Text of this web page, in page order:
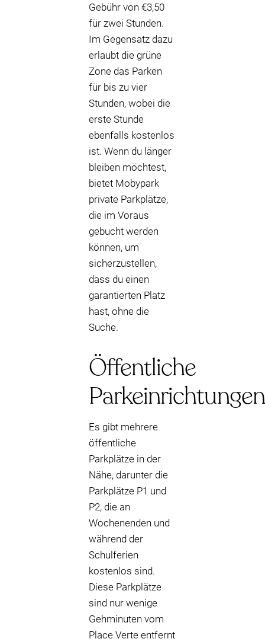
Gebühr von €3,50
für zwei Stunden.
Im Gegensatz dazu
erlaubt die grüne
Zone das Parken
für bis zu vier
Stunden, wobei die
erste Stunde
ebenfalls kostenlos
ist. Wenn du länger
bleiben möchtest,
bietet Mobypark
private Parkplätze,
die im Voraus
gebucht werden
können, um
sicherzustellen,
dass du einen
garantierten Platz
hast, ohne die
Suche.
Öffentliche
Parkeinrichtungen
Es gibt mehrere
öffentliche
Parkplätze in der
Nähe, darunter die
Parkplätze P1 und
P2, die an
Wochenenden und
während der
Schulferien
kostenlos sind.
Diese Parkplätze
sind nur wenige
Gehminuten vom
Place Verte entfernt